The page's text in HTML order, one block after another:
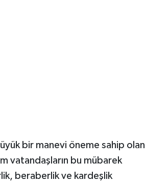
bir manevi öneme sahip olan
vatandaşların bu mübarek
beraberlik ve kardeşlik